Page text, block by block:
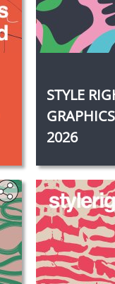
STYLE
2026